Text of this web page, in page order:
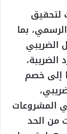
لتحقيق
بما
الضريبي
إلى خصم
المشروعات
من الحد